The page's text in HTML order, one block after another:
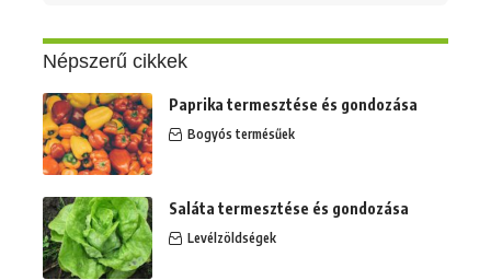
Népszerű cikkek
Paprika termesztése és gondozása
Bogyós termésűek
Saláta termesztése és gondozása
Levélzöldségek